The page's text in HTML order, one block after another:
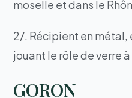
moselle et dans le
2/. Récipient en métal,
jouant le rôle de verre à
GORON